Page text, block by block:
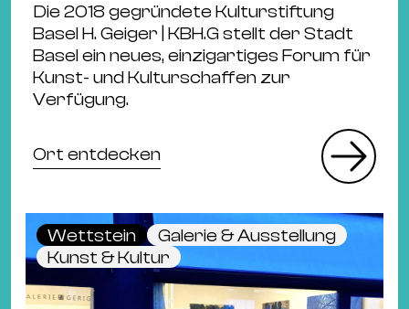
Die 2018 gegründete Kulturstiftung
Basel H. Geiger | KBH.G stellt der Stadt
Basel ein neues, einzigartiges Forum für
Kunst- und Kulturschaffen zur
Verfügung.
Ort entdecken
Wettstein
Galerie & Ausstellung
Kunst & Kultur